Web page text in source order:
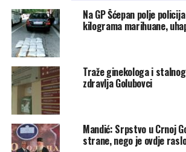
Na GP Šćepan polje
kilograma marihuane,
Traže ginekologa i
zdravlja Golubovci
Mandić: Srpstvo u Crnoj
strane, nego je ovdje